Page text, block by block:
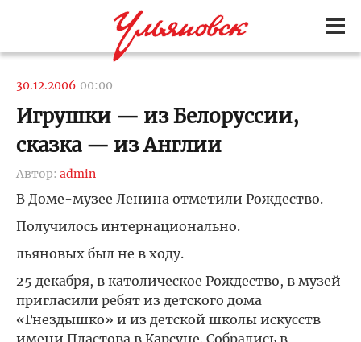
30.12.2006 00:00
Игрушки — из Белоруссии,
сказка — из Англии
Автор: admin
В Доме-музее Ленина отметили Рождество.
Получилось интернационально.
льяновых был не в ходу.
25 декабря, в католическое Рождество, в музей
пригласили ребят из детского дома
«Гнездышко» и из детской школы искусств
имени Пластова в Карсуне. Собрались в